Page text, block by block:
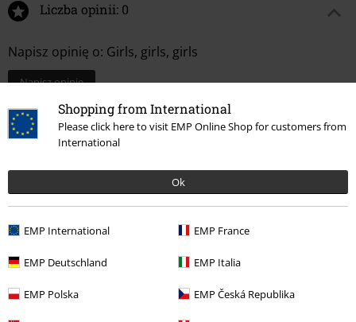
Shopping from International
Please click here to visit EMP Online Shop for customers from
International
Ok
EMP International EMP France
EMP Deutschland EMP Italia
EMP Polska EMP Česká Republika
Liczba opinii: 0
Napisz opinię o: Girls, girls, girls
Napisz opinię
Więcej kategorii. Więcej możliwości.